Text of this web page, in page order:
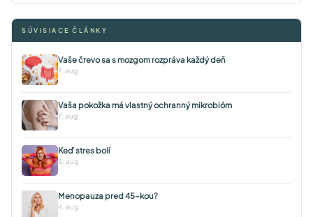
SÚVISIACE ČLÁNKY
Vaše črevo sa s mozgom rozpráva každý deň
7. aug
Vaša pokožka má vlastný ochranný mikrobióm
7. aug
Keď stres bolí
5. aug
Menopauza pred 45-kou?
4. aug